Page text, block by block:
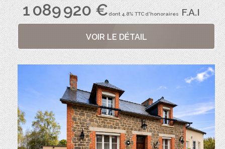
1 089 920 €dont 4.8% TTC d'honorairesF.A.I
VOIR LE DÉTAIL